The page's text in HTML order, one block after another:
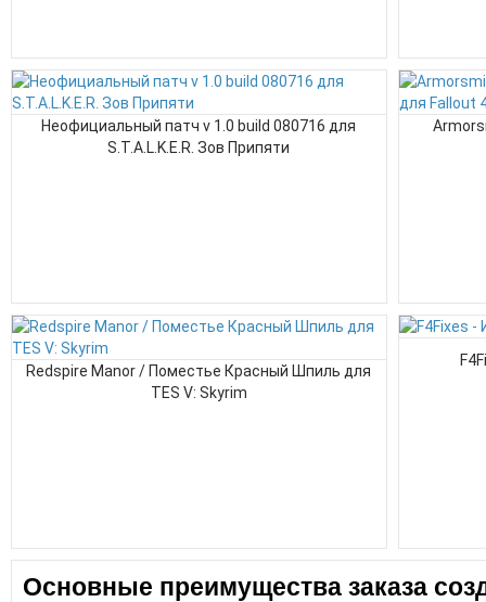
Неофициальный патч v 1.0 build 080716 для
S.T.A.L.K.E.R. Зов Припяти
Redspire Manor / Поместье Красный Шпиль для
TES V: Skyrim
Основные преимущества заказа